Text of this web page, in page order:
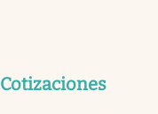
Cotizaciones